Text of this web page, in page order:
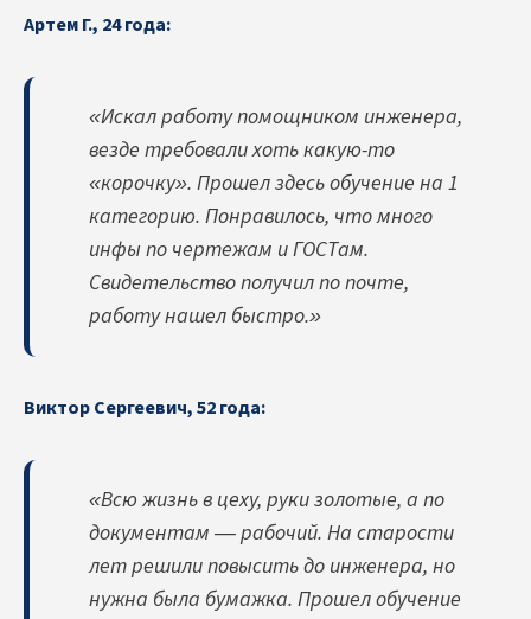
Артем Г., 24 года:
«Искал работу помощником инженера,
везде требовали хоть какую-то
«корочку». Прошел здесь обучение на 1
категорию. Понравилось, что много
инфы по чертежам и ГОСТам.
Свидетельство получил по почте,
работу нашел быстро.»
Виктор Сергеевич, 52 года:
«Всю жизнь в цеху, руки золотые, а по
документам — рабочий. На старости
лет решили повысить до инженера, но
нужна была бумажка. Прошел обучение